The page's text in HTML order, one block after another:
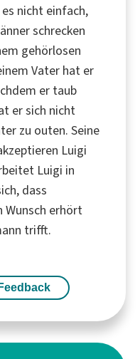
nicht einfach,
schrecken
gehörlosen
Vater hat er
er taub
er sich nicht
zu outen. Seine
Luigi
Luigi in
dass
Wunsch erhört
trifft.
Feedback